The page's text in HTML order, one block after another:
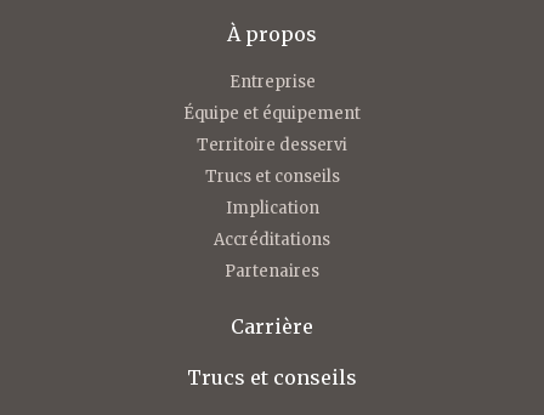
À propos
Entreprise
Équipe et équipement
Territoire desservi
Trucs et conseils
Implication
Accréditations
Partenaires
Carrière
Trucs et conseils